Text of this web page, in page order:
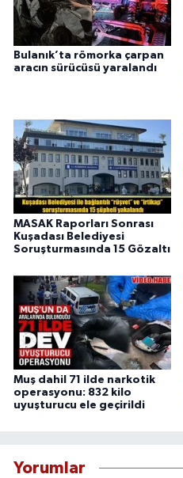
Bulanık’ta römorka çarpan
aracın sürücüsü yaralandı
MASAK Raporları Sonrası
Kuşadası Belediyesi
Soruşturmasında 15 Gözaltı
Muş dahil 71 ilde narkotik
operasyonu: 832 kilo
uyuşturucu ele geçirildi
Yorumlar